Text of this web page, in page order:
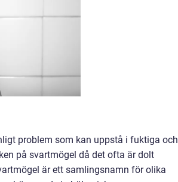
problem som kan uppstå i fuktiga och
på svartmögel då det ofta är dolt
är ett samlingsnamn för olika